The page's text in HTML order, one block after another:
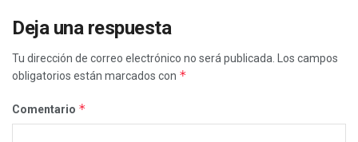
Deja una respuesta
Tu dirección de correo electrónico no será publicada.
Los campos
obligatorios están marcados con *
Comentario *